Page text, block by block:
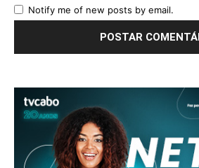
Notify me of new posts by email.